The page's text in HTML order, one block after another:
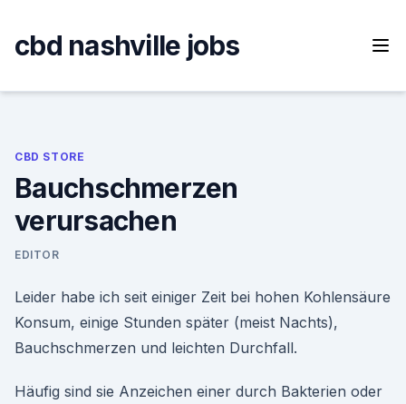
content
cbd nashville jobs
CBD STORE
Bauchschmerzen
verursachen
EDITOR
Leider habe ich seit einiger Zeit bei hohen Kohlensäure
Konsum, einige Stunden später (meist Nachts),
Bauchschmerzen und leichten Durchfall.
Häufig sind sie Anzeichen einer durch Bakterien oder